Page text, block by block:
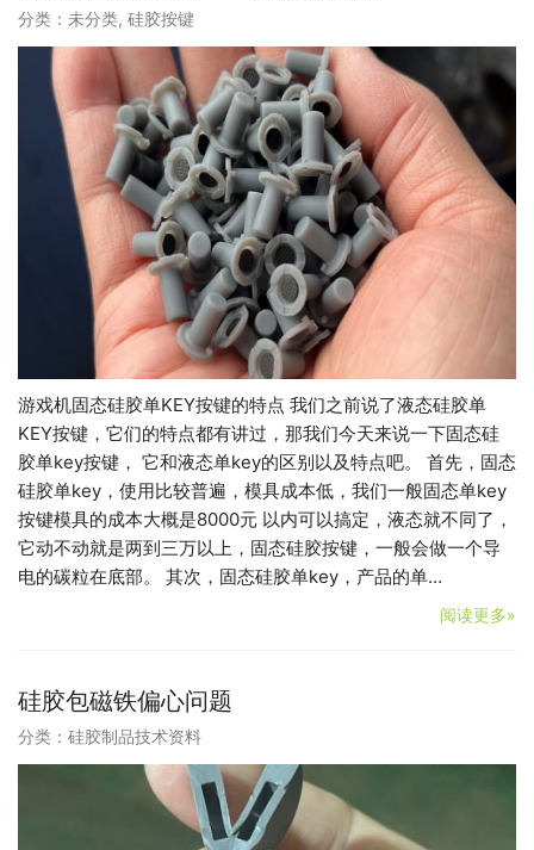
分类： 未分类, 硅胶按键
游戏机固态硅胶单KEY按键的特点 我们之前说了液态硅胶单
KEY按键，它们的特点都有讲过，那我们今天来说一下固态硅
胶单key按键， 它和液态单key的区别以及特点吧。 首先，固态
硅胶单key，使用比较普遍，模具成本低，我们一般固态单key
按键模具的成本大概是8000元 以内可以搞定，液态就不同了，
它动不动就是两到三万以上，固态硅胶按键，一般会做一个导
电的碳粒在底部。 其次，固态硅胶单key，产品的单…
阅读更多»
硅胶包磁铁偏心问题
分类： 硅胶制品技术资料